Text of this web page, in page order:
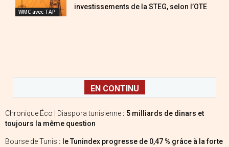
WMC avec TAP
investissements de la STEG, selon l’OTE
EN CONTINU
Chronique Éco | Diaspora tunisienne : 5 milliards de dinars et
toujours la même question
Bourse de Tunis : le Tunindex progresse de 0,47 % grâce à la forte